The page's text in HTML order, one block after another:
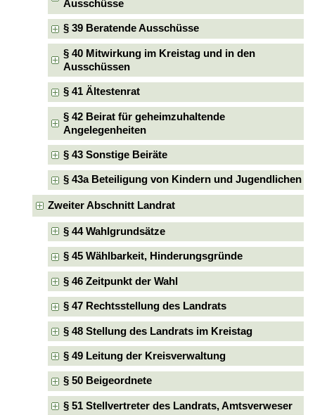
Ausschüsse
§ 39 Beratende Ausschüsse
§ 40 Mitwirkung im Kreistag und in den
Ausschüssen
§ 41 Ältestenrat
§ 42 Beirat für geheimzuhaltende
Angelegenheiten
§ 43 Sonstige Beiräte
§ 43a Beteiligung von Kindern und Jugendlichen
Zweiter Abschnitt Landrat
§ 44 Wahlgrundsätze
§ 45 Wählbarkeit, Hinderungsgründe
§ 46 Zeitpunkt der Wahl
§ 47 Rechtsstellung des Landrats
§ 48 Stellung des Landrats im Kreistag
§ 49 Leitung der Kreisverwaltung
§ 50 Beigeordnete
§ 51 Stellvertreter des Landrats, Amtsverweser